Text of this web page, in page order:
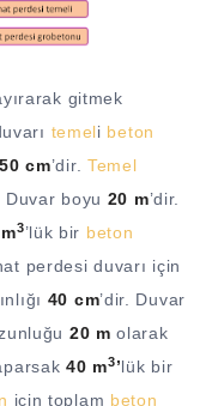
gitmek
temeli beton
50 cm’dir. Temel
boyu 20 m’dir.
3’lük bir beton
perdesi duvarı için
40 cm’dir. Duvar
20 m olarak
40 m3’lük bir
için toplam beton